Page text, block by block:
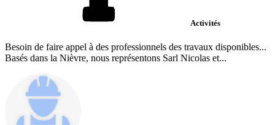
Activités
Besoin de faire appel à des professionnels des travaux disponibles...
Basés dans la Nièvre, nous représentons Sarl Nicolas et...